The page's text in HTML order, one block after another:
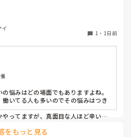
顔でいます。
はベトナム人と早番の2人体制で
対応に特化しておらず、この2人
オムツ交換変えればいい。トイレに
寝ないか問題だみたい平気で言う
せていますが、きちんと見守りの
者がオッケーを出しているので、
っているのではないかと怖すぎて
す
イ
1 ・ 1日前
悩みはどの場面でもありますよね。
いてる人も多いのでその悩みはつき
ってますが、真面目な人ほど辛いお
をもっと見る